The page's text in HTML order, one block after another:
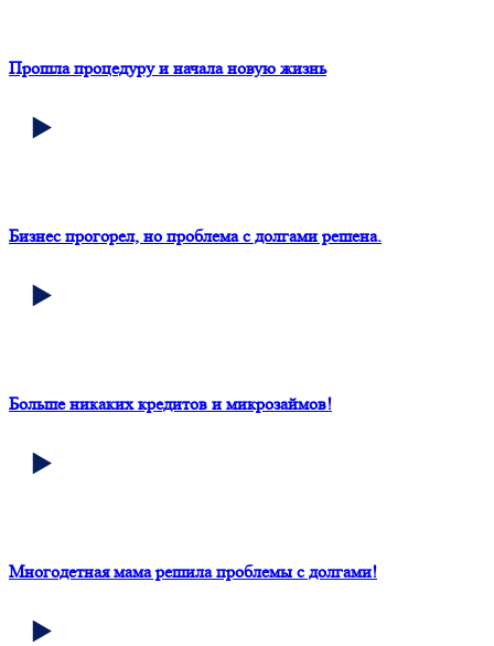
Прошла процедуру и начала новую жизнь
Бизнес прогорел, но проблема с долгами решена.
Больше никаких кредитов и микрозаймов!
Многодетная мама решила проблемы с долгами!